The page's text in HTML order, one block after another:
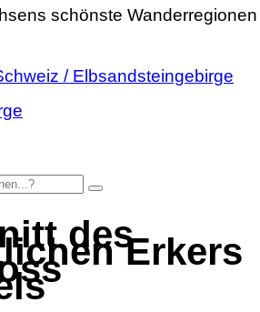
schönste Wanderregionen
/ Elbsandsteingebirge
desErkers